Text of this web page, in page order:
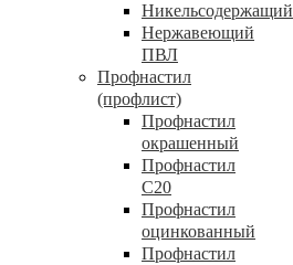
Никельсодержащий
Нержавеющий
ПВЛ
Профнастил
(профлист)
Профнастил
окрашенный
Профнастил
С20
Профнастил
оцинкованный
Профнастил